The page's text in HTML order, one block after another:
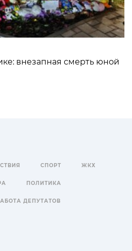
внезапная смерть юной
СПОРТ ЖКХ
ПОЛИТИКА
ДЕПУТАТОВ